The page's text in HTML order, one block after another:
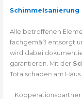
Schimmelsanierung
Alle betroffenen
fachgemäß entsorgt
wird dabei
garantieren. Mit der
Totalschaden am
Kooperationspartner